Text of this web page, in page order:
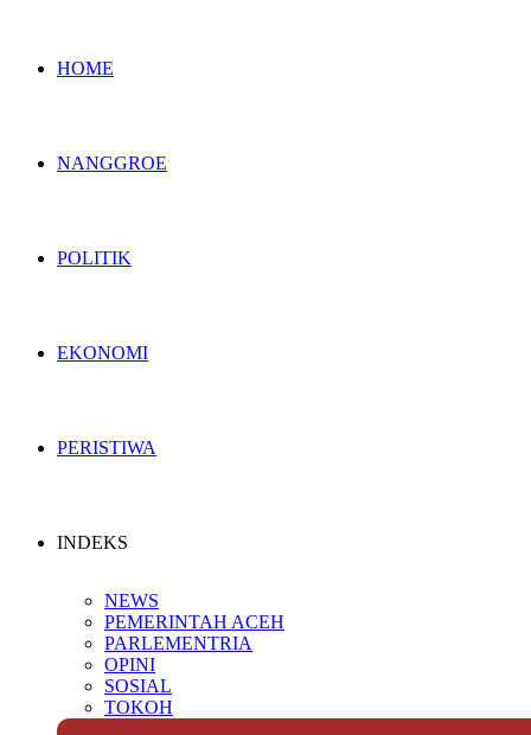
HOME
NANGGROE
POLITIK
EKONOMI
PERISTIWA
INDEKS
NEWS
PEMERINTAH ACEH
PARLEMENTRIA
OPINI
SOSIAL
TOKOH